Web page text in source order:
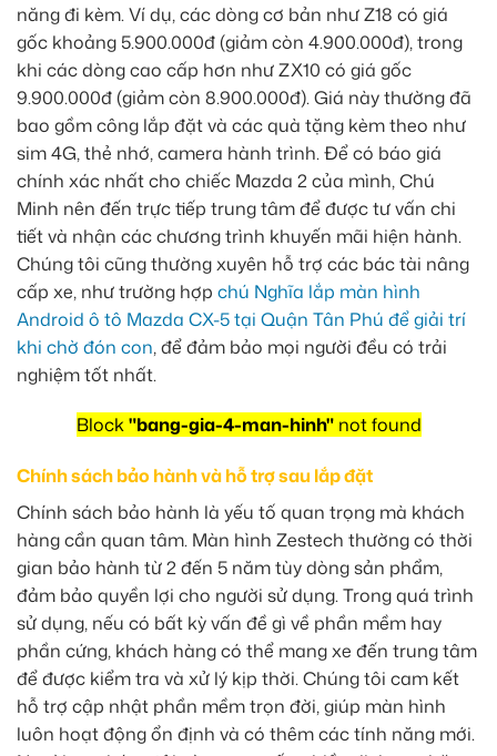
năng đi kèm. Ví dụ, các dòng cơ bản như Z18 có giá
gốc khoảng 5.900.000đ (giảm còn 4.900.000đ), trong
khi các dòng cao cấp hơn như ZX10 có giá gốc
9.900.000đ (giảm còn 8.900.000đ). Giá này thường đã
bao gồm công lắp đặt và các quà tặng kèm theo như
sim 4G, thẻ nhớ, camera hành trình. Để có báo giá
chính xác nhất cho chiếc Mazda 2 của mình, Chú
Minh nên đến trực tiếp trung tâm để được tư vấn chi
tiết và nhận các chương trình khuyến mãi hiện hành.
Chúng tôi cũng thường xuyên hỗ trợ các bác tài nâng
cấp xe, như trường hợp chú Nghĩa lắp màn hình
Android ô tô Mazda CX-5 tại Quận Tân Phú để giải trí
khi chờ đón con, để đảm bảo mọi người đều có trải
nghiệm tốt nhất.
Block"bang-gia-4-man-hinh"not found
Chính sách bảo hành và hỗ trợ sau lắp đặt
Chính sách bảo hành là yếu tố quan trọng mà khách
hàng cần quan tâm. Màn hình Zestech thường có thời
gian bảo hành từ 2 đến 5 năm tùy dòng sản phẩm,
đảm bảo quyền lợi cho người sử dụng. Trong quá trình
sử dụng, nếu có bất kỳ vấn đề gì về phần mềm hay
phần cứng, khách hàng có thể mang xe đến trung tâm
để được kiểm tra và xử lý kịp thời. Chúng tôi cam kết
hỗ trợ cập nhật phần mềm trọn đời, giúp màn hình
luôn hoạt động ổn định và có thêm các tính năng mới.